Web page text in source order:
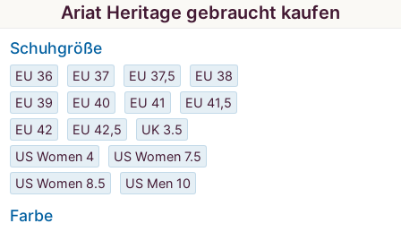
Ariat Heritage gebraucht kaufen
Schuhgröße
EU 36 EU 37 EU 37,5
EU 38
EU 39
EU 40 EU 41
EU 41,5
EU 42
EU 42,5
UK 3.5
US Women 4
US Women 7.5
US Women 8.5
US Men 10
Farbe